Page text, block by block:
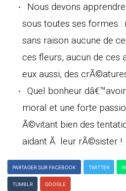
Nous devons
sous toutes ses formes
sans raison aucune de
ces fleurs, aucun de ces
eux aussi, des
Quel bonheur
moral et une forte
Ã©vitant bien des
aidant Ã leur rÃ©sister !
PARTAGER SUR FACEBOOK TWITTER
TUMBLR GOOGLE